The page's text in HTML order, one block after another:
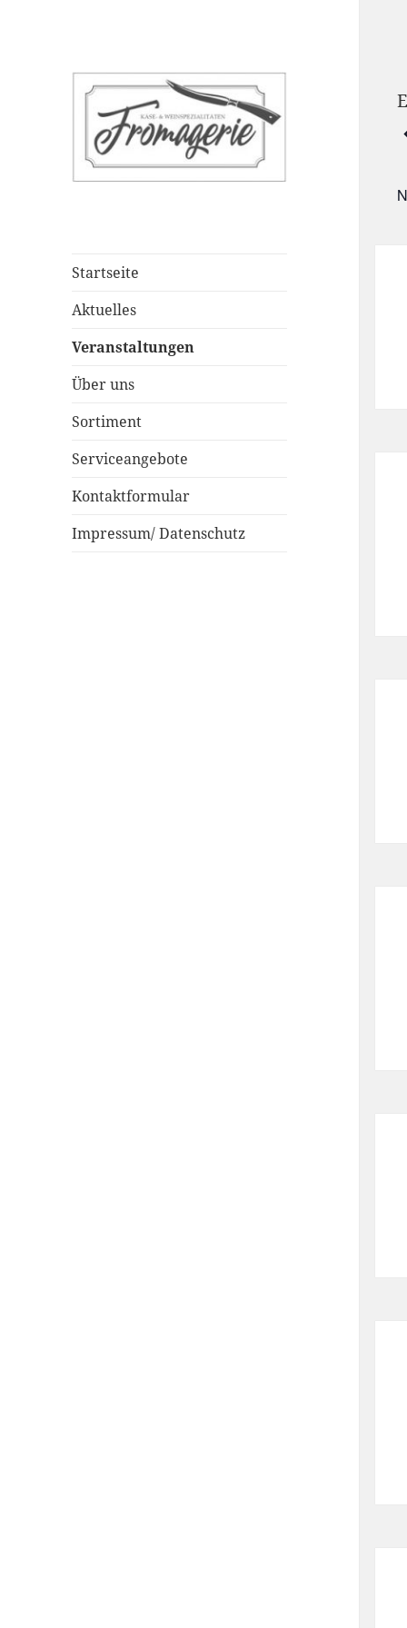
Startseite
Aktuelles
Veranstaltungen
Über uns
Sortiment
Serviceangebote
Kontaktformular
Impressum/ Datenschutz